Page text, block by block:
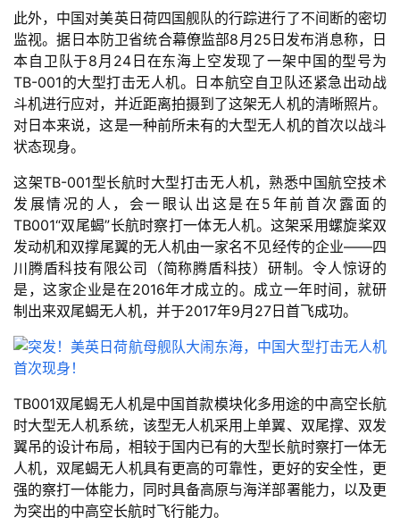
此外，中国对美英日荷四国舰队的行踪进行了不间断的密切
监视。据日本防卫省统合幕僚监部8月25日发布消息称，日
本自卫队于8月24日在东海上空发现了一架中国的型号为
TB-001的大型打击无人机。日本航空自卫队还紧急出动战
斗机进行应对，并近距离拍摄到了这架无人机的清晰照片。
对日本来说，这是一种前所未有的大型无人机的首次以战斗
状态现身。
这架TB-001型长航时大型打击无人机，熟悉中国航空技术
发展情况的人，会一眼认出这是在5年前首次露面的
TB001“双尾蝎”长航时察打一体无人机。这架采用螺旋桨双
发动机和双撑尾翼的无人机由一家名不见经传的企业——四
川腾盾科技有限公司（简称腾盾科技）研制。令人惊讶的
是，这家企业是在2016年才成立的。成立一年时间，就研
制出来双尾蝎无人机，并于2017年9月27日首飞成功。
TB001双尾蝎无人机是中国首款模块化多用途的中高空长航
时大型无人机系统，该型无人机采用上单翼、双尾撑、双发
翼吊的设计布局，相较于国内已有的大型长航时察打一体无
人机，双尾蝎无人机具有更高的可靠性，更好的安全性，更
强的察打一体能力，同时具备高原与海洋部署能力，以及更
为突出的中高空长航时飞行能力。